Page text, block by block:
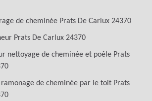
de cheminée Prats De Carlux 24370
Prats De Carlux 24370
nettoyage de cheminée et poêle Prats
ramonage de cheminée par le toit Prats